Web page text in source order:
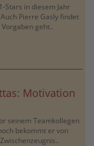
Stars in diesem Jahr
Pierre Gasly findet
geht..
Motivation
seinem Teamkollegen
bekommt er von